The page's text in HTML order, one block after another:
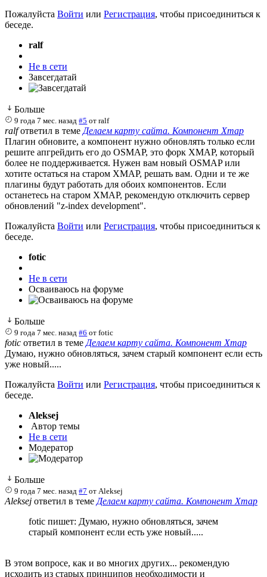
Пожалуйста Войти или Регистрация, чтобы присоединиться к
беседе.
ralf
Не в сети
Завсегдатай
Больше
9 года 7 мес. назад #5 отralf
ralfответил в теме Делаем карту сайта. Компонент Xmap
Плагин обновите, а компонент нужно обновлять только если
решите апгрейдить его до OSMAP, это форк XMAP, который
более не поддерживается. Нужен вам новый OSMAP или
хотите остаться на старом XMAP, решать вам. Одни и те же
плагины будут работать для обоих компонентов. Если
останетесь на старом XMAP, рекомендую отключить сервер
обновлений "z-index development".
Пожалуйста Войти или Регистрация, чтобы присоединиться к
беседе.
fotic
Не в сети
Осваиваюсь на форуме
Больше
9 года 7 мес. назад #6 отfotic
fotic ответил в теме Делаем карту сайта. Компонент Xmap
Думаю, нужно обновляться, зачем старый компонент если есть
уже новый.....
Пожалуйста Войти или Регистрация, чтобы присоединиться к
беседе.
Aleksej
Автор темы
Не в сети
Модератор
Больше
9 года 7 мес. назад #7 отAleksej
Aleksej ответил в теме Делаем карту сайта. Компонент Xmap
fotic пишет: Думаю, нужно обновляться, зачем
старый компонент если есть уже новый.....
В этом вопросе, как и во многих других... рекомендую
исходить из старых принципов необходимости и